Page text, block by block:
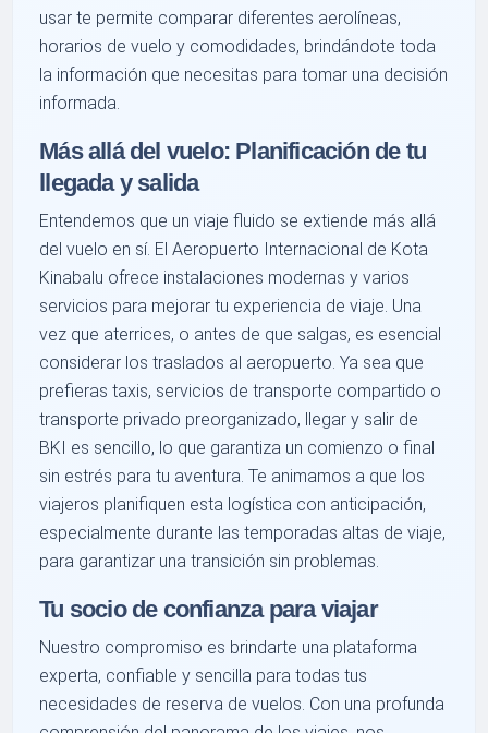
usar te permite comparar diferentes aerolíneas,
horarios de vuelo y comodidades, brindándote toda
la información que necesitas para tomar una decisión
informada.
Más allá del vuelo: Planificación de tu
llegada y salida
Entendemos que un viaje fluido se extiende más allá
del vuelo en sí. El Aeropuerto Internacional de Kota
Kinabalu ofrece instalaciones modernas y varios
servicios para mejorar tu experiencia de viaje. Una
vez que aterrices, o antes de que salgas, es esencial
considerar los traslados al aeropuerto. Ya sea que
prefieras taxis, servicios de transporte compartido o
transporte privado preorganizado, llegar y salir de
BKI es sencillo, lo que garantiza un comienzo o final
sin estrés para tu aventura. Te animamos a que los
viajeros planifiquen esta logística con anticipación,
especialmente durante las temporadas altas de viaje,
para garantizar una transición sin problemas.
Tu socio de confianza para viajar
Nuestro compromiso es brindarte una plataforma
experta, confiable y sencilla para todas tus
necesidades de reserva de vuelos. Con una profunda